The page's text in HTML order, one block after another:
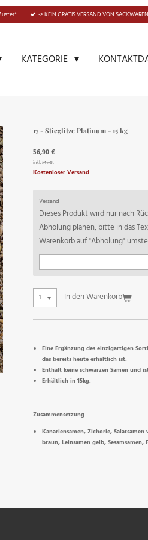
-> KEIN GRATIS VERSAND VON
KATEGORIE
17 - Stieglitze Platinum - 15 kg
56,90 €
inkl. MwSt
Kostenloser Versand
Versand
Dieses Produkt wird nur nach
Abholung planen, bitte in das
Warenkorb auf "Abholung"
In den Warenkorb
Eine Ergänzung des einzigartigen
das bereits heute erhältlich ist.
Enthält keine schwarzen Samen und
Erhältlich in 15kg.
Zusammensetzung
Kanariensamen, Zichorie,
braun, Leinsamen gelb, Sesamsamen,